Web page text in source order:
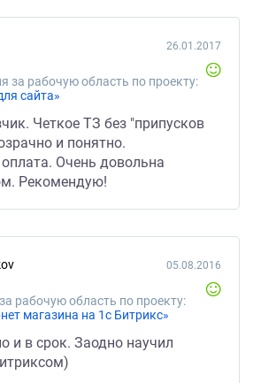
за рабочую область по проекту:
сайта»
26.01.2017
Четкое ТЗ без "припусков
и понятно.
Очень довольна
Рекомендую!
рабочую область по проекту:
магазина на 1с Битрикс»
05.08.2016
и в срок. Заодно научил